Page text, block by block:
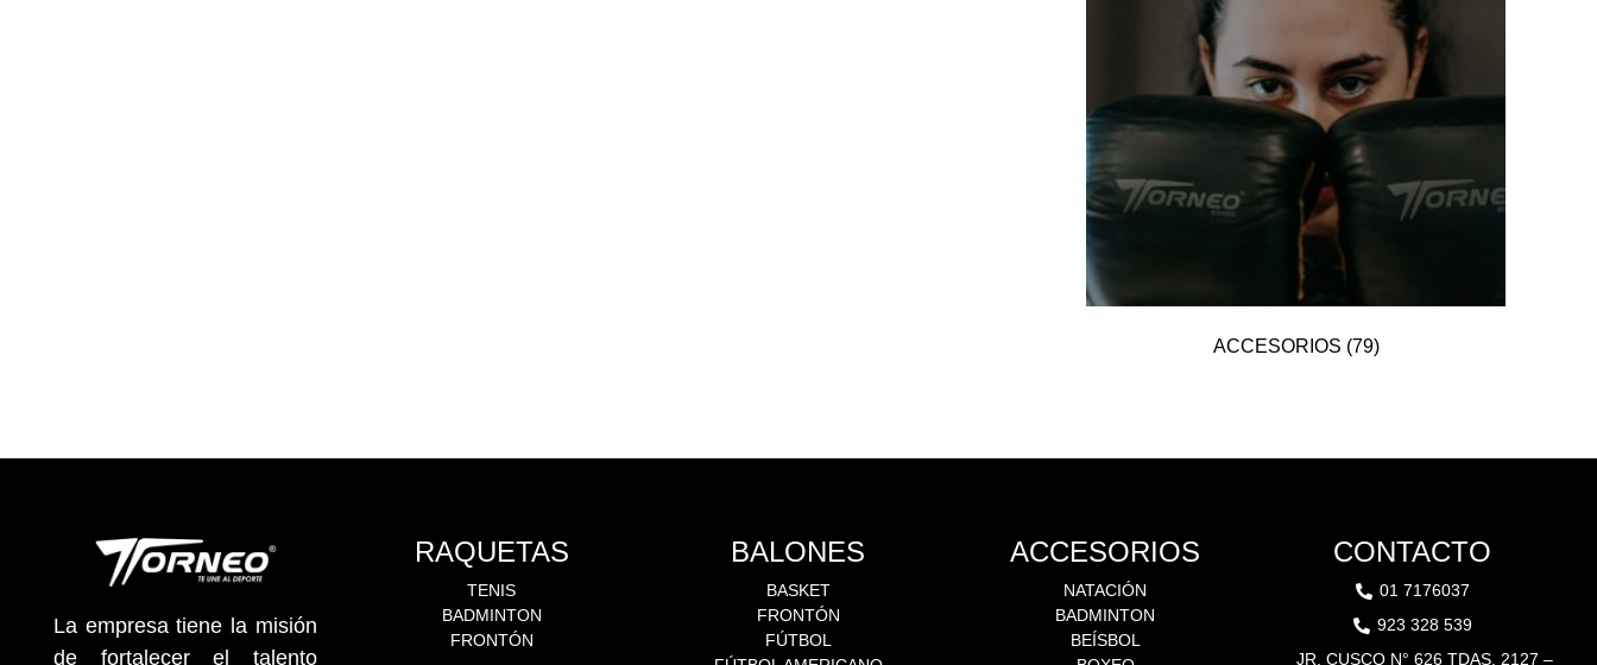
ACCESORIOS (79)
La empresa tiene la misión
de fortalecer el talento
RAQUETAS
TENIS
BADMINTON
FRONTÓN
BALONES
BASKET
FRONTÓN
FÚTBOL
ACCESORIOS
NATACIÓN
BADMINTON
BEÍSBOL
CONTACTO
01 7176037
923 328 539
JR. CUSCO N° 626 TDAS. 2127 –